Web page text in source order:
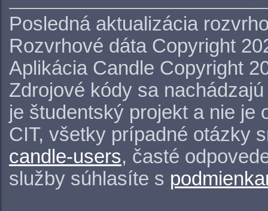
Posledná aktualizácia
Rozvrhové dáta Copyright
Aplikácia Candle Copyright
Zdrojové kódy sa
je študentský projekt a nie je
CIT, všetky prípadné otázky
candle-users, časté
služby súhlasíte s